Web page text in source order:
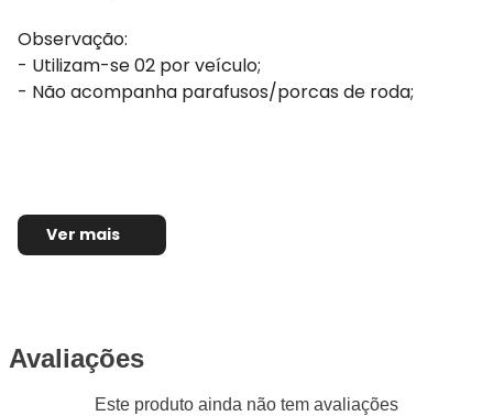
Observação:
- Utilizam-se 02 por veículo;
- Não acompanha parafusos/porcas de roda;
Ver mais
Avaliações
Este produto ainda não tem avaliações